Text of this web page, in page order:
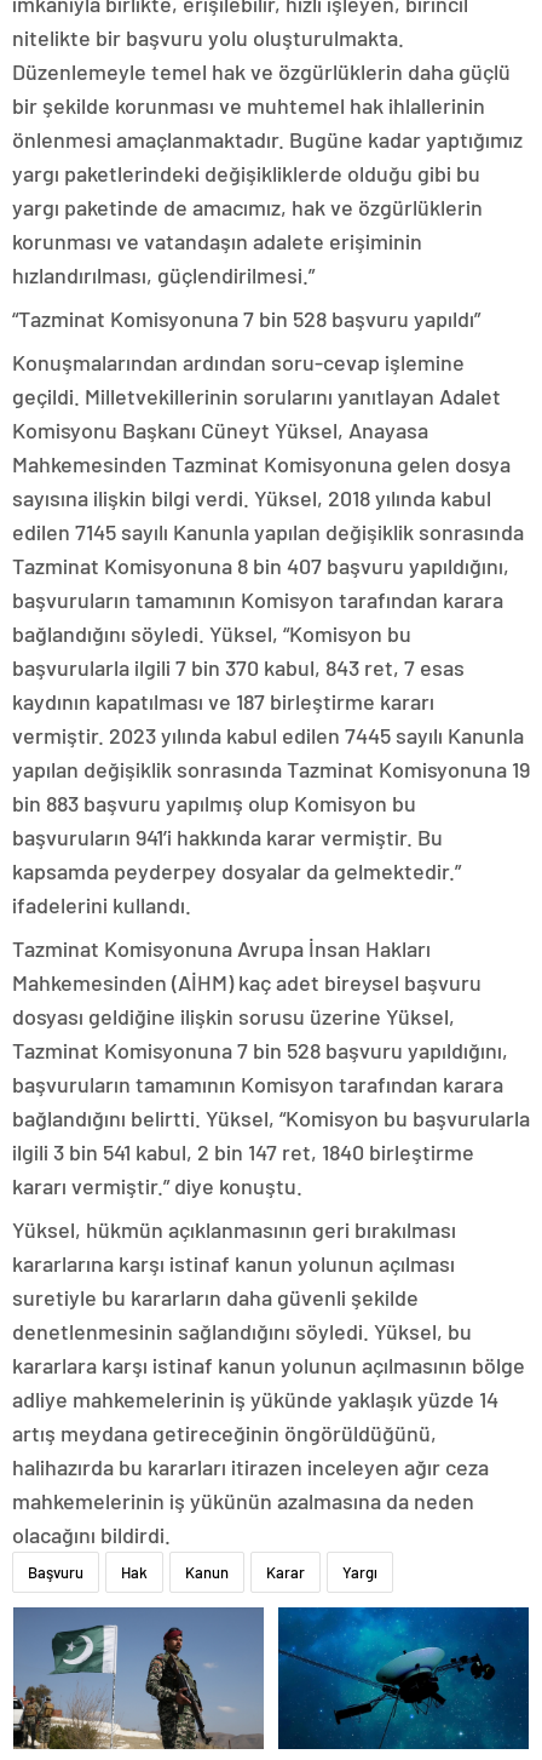
nitelikte bir başvuru yolu oluşturulmakta.
Düzenlemeyle temel hak ve özgürlüklerin daha güçlü
bir şekilde korunması ve muhtemel hak ihlallerinin
önlenmesi amaçlanmaktadır. Bugüne kadar yaptığımız
yargı paketlerindeki değişikliklerde olduğu gibi bu
yargı paketinde de amacımız, hak ve özgürlüklerin
korunması ve vatandaşın adalete erişiminin
hızlandırılması, güçlendirilmesi.”
“Tazminat Komisyonuna 7 bin 528 başvuru yapıldı”
Konuşmalarından ardından soru-cevap işlemine
geçildi. Milletvekillerinin sorularını yanıtlayan Adalet
Komisyonu Başkanı Cüneyt Yüksel, Anayasa
Mahkemesinden Tazminat Komisyonuna gelen dosya
sayısına ilişkin bilgi verdi. Yüksel, 2018 yılında kabul
edilen 7145 sayılı Kanunla yapılan değişiklik sonrasında
Tazminat Komisyonuna 8 bin 407 başvuru yapıldığını,
başvuruların tamamının Komisyon tarafından karara
bağlandığını söyledi. Yüksel, “Komisyon bu
başvurularla ilgili 7 bin 370 kabul, 843 ret, 7 esas
kaydının kapatılması ve 187 birleştirme kararı
vermiştir. 2023 yılında kabul edilen 7445 sayılı Kanunla
yapılan değişiklik sonrasında Tazminat Komisyonuna 19
bin 883 başvuru yapılmış olup Komisyon bu
başvuruların 941’i hakkında karar vermiştir. Bu
kapsamda peyderpey dosyalar da gelmektedir.”
ifadelerini kullandı.
Tazminat Komisyonuna Avrupa İnsan Hakları
Mahkemesinden (AİHM) kaç adet bireysel başvuru
dosyası geldiğine ilişkin sorusu üzerine Yüksel,
Tazminat Komisyonuna 7 bin 528 başvuru yapıldığını,
başvuruların tamamının Komisyon tarafından karara
bağlandığını belirtti. Yüksel, “Komisyon bu başvurularla
ilgili 3 bin 541 kabul, 2 bin 147 ret, 1840 birleştirme
kararı vermiştir.” diye konuştu.
Yüksel, hükmün açıklanmasının geri bırakılması
kararlarına karşı istinaf kanun yolunun açılması
suretiyle bu kararların daha güvenli şekilde
denetlenmesinin sağlandığını söyledi. Yüksel, bu
kararlara karşı istinaf kanun yolunun açılmasının bölge
adliye mahkemelerinin iş yükünde yaklaşık yüzde 14
artış meydana getireceğinin öngörüldüğünü,
halihazırda bu kararları itirazen inceleyen ağır ceza
mahkemelerinin iş yükünün azalmasına da neden
olacağını bildirdi.
Başvuru Hak Kanun Karar Yargı